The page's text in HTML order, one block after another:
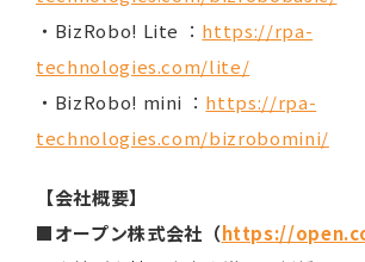
・BizRobo! Lite ： https://rpa-
technologies.com/lite/
・BizRobo! mini ： https://rpa-
technologies.com/bizrobomini/
【会社概要】
■オープン株式会社（https://